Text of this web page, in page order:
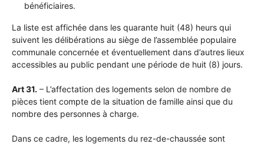
bénéficiaires.
La liste est affichée dans les quarante huit (48) heurs qui
suivent les délibérations au siège de l’assemblée populaire
communale concernée et éventuellement dans d’autres lieux
accessibles au public pendant une période de huit (8) jours.
Art 31. – L’affectation des logements selon de nombre de
pièces tient compte de la situation de famille ainsi que du
nombre des personnes à charge.
Dans ce cadre, les logements du rez-de-chaussée sont